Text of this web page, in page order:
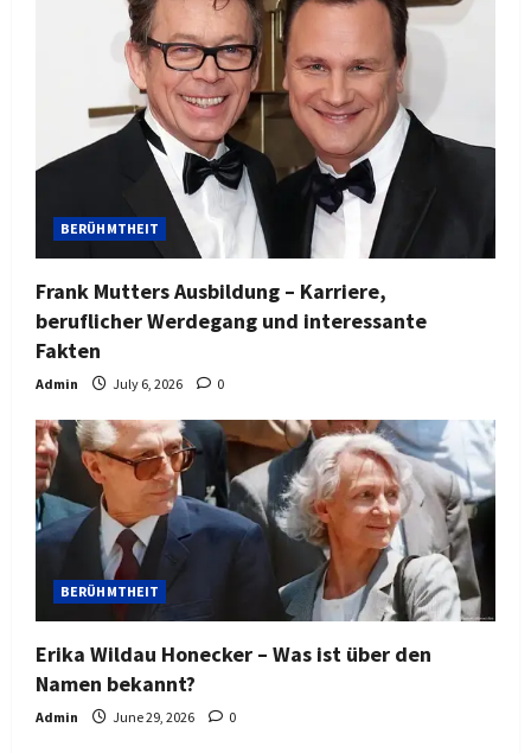
BERÜHMTHEIT
Frank Mutters Ausbildung – Karriere,
beruflicher Werdegang und interessante
Fakten
Admin July 6, 2026 0
BERÜHMTHEIT
Erika Wildau Honecker – Was ist über den
Namen bekannt?
Admin June 29, 2026 0